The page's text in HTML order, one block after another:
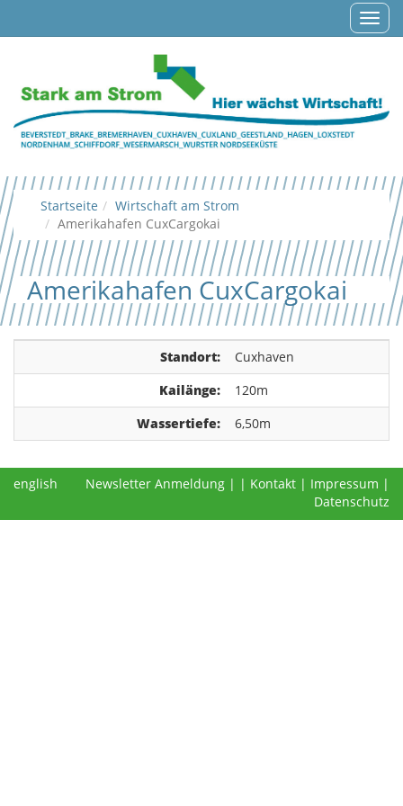
auf-/
Startseite
Wirtschaft am Strom
Amerikahafen CuxCargokai
Amerikahafen CuxCargokai
Standort:
Cuxhaven
Kailänge:
120m
Wassertiefe:
6,50m
english Newsletter Anmeldung | | Kontakt | Impressum |
Datenschutz